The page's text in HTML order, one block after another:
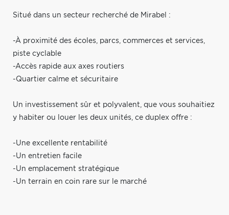
Situé dans un secteur recherché de Mirabel :
-À proximité des écoles, parcs, commerces et services,
piste cyclable
-Accès rapide aux axes routiers
-Quartier calme et sécuritaire
Un investissement sûr et polyvalent, que vous souhaitiez
y habiter ou louer les deux unités, ce duplex offre :
-Une excellente rentabilité
-Un entretien facile
-Un emplacement stratégique
-Un terrain en coin rare sur le marché